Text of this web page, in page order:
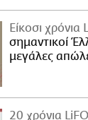
Είκοσι χρόνια
σημαντικοί
μεγάλες
20 χρόνια LiFO